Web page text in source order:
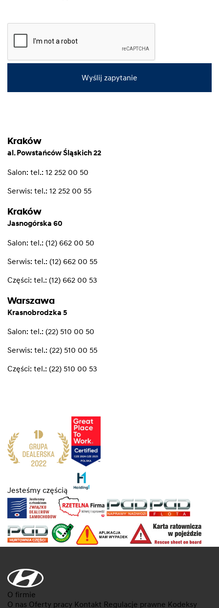
Wyślij zapytanie
Kraków
al. Powstańców Śląskich 22
Salon: tel.: 12 252 00 50
Serwis: tel.: 12 252 00 55
Kraków
Jasnogórska 60
Salon: tel.: (12) 662 00 50
Serwis: tel.: (12) 662 00 55
Części: tel.: (12) 662 00 53
Warszawa
Krasnobrodzka 5
Salon: tel.: (22) 510 00 50
Serwis: tel.: (22) 510 00 55
Części: tel.: (22) 510 00 53
Jesteśmy częścią
O firmie
O nas Oferty pracy Kontakt Regulacje prawne Kodeksy